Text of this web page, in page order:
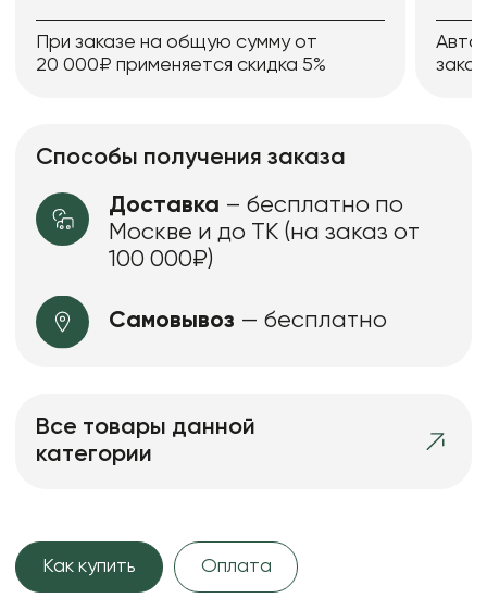
При заказе на общую сумму от
20 000₽ применяется скидка 5%
Способы получения заказа
Доставка – бесплатно по
Москве и до ТК (на заказ от
100 000₽)
Самовывоз — бесплатно
Все товары данной
категории
Как купить Оплата